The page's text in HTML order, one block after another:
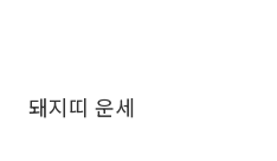
돼지띠 운세